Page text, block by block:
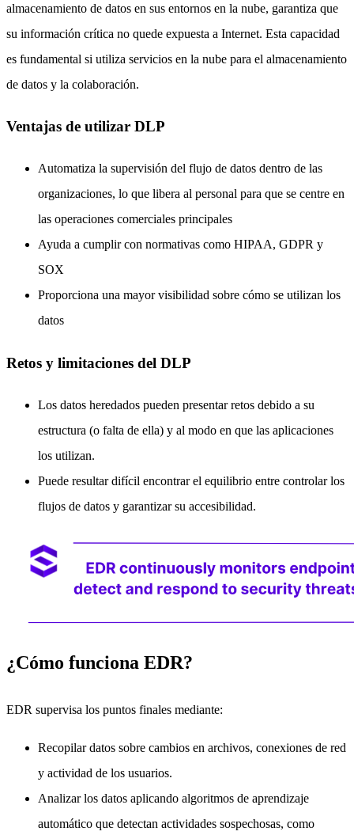
almacenamiento de datos en sus entornos en la nube, garantiza que
su información crítica no quede expuesta a Internet. Esta capacidad
es fundamental si utiliza servicios en la nube para el almacenamiento
de datos y la colaboración.
Ventajas de utilizar DLP
Automatiza la supervisión del flujo de datos dentro de las
organizaciones, lo que libera al personal para que se centre en
las operaciones comerciales principales
Ayuda a cumplir con normativas como HIPAA, GDPR y
SOX
Proporciona una mayor visibilidad sobre cómo se utilizan los
datos
Retos y limitaciones del DLP
Los datos heredados pueden presentar retos debido a su
estructura (o falta de ella) y al modo en que las aplicaciones
los utilizan.
Puede resultar difícil encontrar el equilibrio entre controlar los
flujos de datos y garantizar su accesibilidad.
¿Cómo funciona EDR?
EDR supervisa los puntos finales mediante:
Recopilar datos sobre cambios en archivos, conexiones de red
y actividad de los usuarios.
Analizar los datos aplicando algoritmos de aprendizaje
automático que detectan actividades sospechosas, como